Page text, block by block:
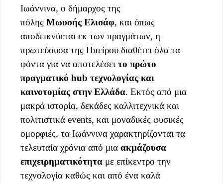
Ιωάννινα, ο δήμαρχος της
πόλης Μωυσής Ελισάφ, και όπως
αποδεικνύεται εκ των πραγμάτων, η
πρωτεύουσα της Ηπείρου διαθέτει όλα τα
φόντα για να αποτελέσει το πρώτο
πραγματικό hub τεχνολογίας και
καινοτομίας στην Ελλάδα. Εκτός από μια
μακρά ιστορία, δεκάδες καλλιτεχνικά και
πολιτιστικά events, και μοναδικές φυσικές
ομορφιές, τα Ιωάννινα χαρακτηρίζονται τα
τελευταία χρόνια από μια ακμάζουσα
επιχειρηματικότητα με επίκεντρο την
τεχνολογία καθώς και από ένα καλά